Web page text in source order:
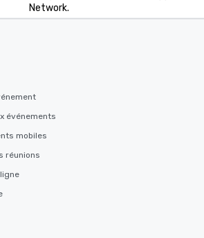
Network.
événements
mobiles
réunions